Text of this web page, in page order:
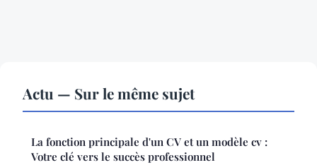
Actu — Sur le même sujet
La fonction principale d'un CV et un modèle cv :
Votre clé vers le succès professionnel